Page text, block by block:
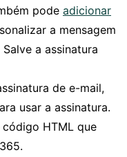
pode adicionar
a mensagem
a assinatura
de e-mail,
usar a assinatura.
HTML que